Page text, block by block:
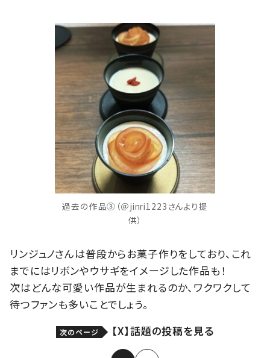
過去の作品③（＠jinri1223さんより提
供）
リンジュノさんは普段からお菓子作りをしており、これ
までにはリボンやウサギをイメージした作品も！
次はどんな可愛い作品が生まれるのか、ワクワクして
待つファンも多いことでしょう。
次のページ 【X】話題の投稿を見る